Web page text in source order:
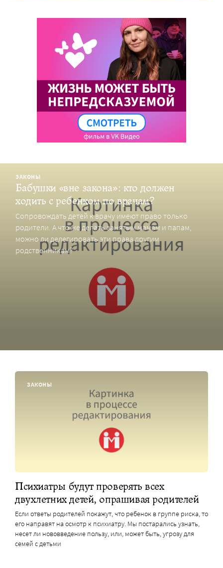
ЗАКОНЫ
Бабушки «вне закона»: кто должен
ходить с ребенком по врачам?
Сопровождать детей к врачу имеют право только
родители. А что же делать занятым мамам и папам,
можно ли делегировать эти права другим
родственникам?
ЗАКОНЫ
Психиатры будут проверять всех
двухлетних детей, опрашивая родителей
Если ответы родителей покажут, что ребенок в группе риска, то
его направят на осмотр к психиатру. Мы постарались узнать,
несет ли нововведение пользу, или, может быть, угрозу для
семей с детьми